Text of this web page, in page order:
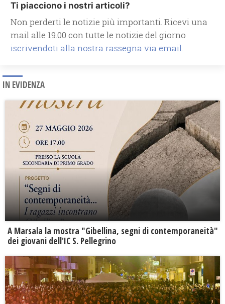
Ti piacciono i nostri articoli?
Non perderti le notizie più importanti. Ricevi una
mail alle 19.00 con tutte le notizie del giorno
iscrivendoti alla nostra rassegna via email.
IN EVIDENZA
A Marsala la mostra "Gibellina, segni di contemporaneità"
dei giovani dell'IC S. Pellegrino